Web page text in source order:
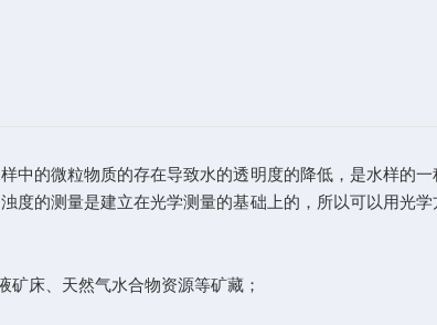
的微粒物质的存在导致水的透明度的降低，是水样的一
的测量是建立在光学测量的基础上的，所以可以用光学
床、天然气水合物资源等矿藏；